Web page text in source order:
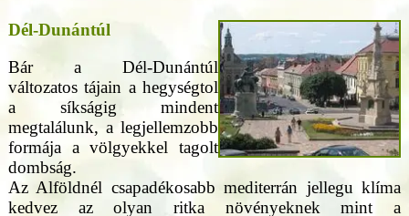
Dél-Dunántúl
Bár a Dél-Dunántúl
változatos tájain a hegységtol
a síkságig mindent
megtalálunk, a legjellemzobb
formája a völgyekkel tagolt
dombság.
Az Alföldnél csapadékosabb mediterrán jellegu klíma
kedvez az olyan ritka növényeknek mint a